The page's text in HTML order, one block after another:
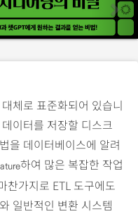
e
x
체로 표준화되어 있습니
이터를 저장할 디스크
을 데이터베이스에 알려
하여 많은 복잡한 작업
찬가지로 ETL 도구에도
일반적인 변환 시스템